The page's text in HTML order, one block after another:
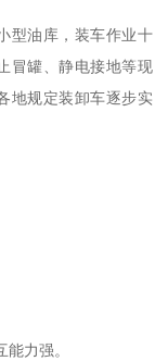
型油库，装车作业十
冒罐、静电接地等现
地规定装卸车逐步实
力强。